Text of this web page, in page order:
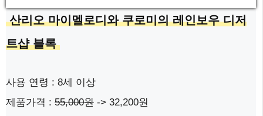
산리오 마이멜로디와 쿠로미의 레인보우 디저
트샵 블록
사용 연령 : 8세 이상
제품가격 : 55,000원 -> 32,200원